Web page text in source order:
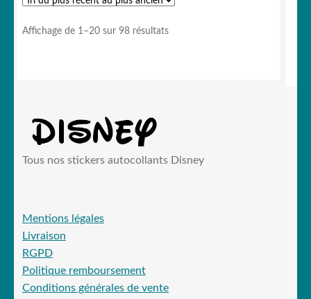
Affichage de 1–20 sur 98 résultatsTrié
Tous nos stickers autocollants Disney
Mentions légales
Livraison
RGPD
Politique remboursement
Conditions générales de vente